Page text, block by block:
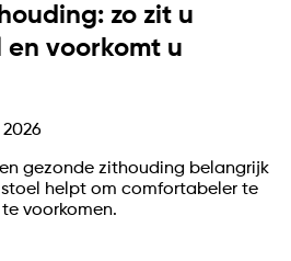
zo zit u
voorkomt u
2026
gezonde zithouding belangrijk
stoel helpt om comfortabeler te
voorkomen.